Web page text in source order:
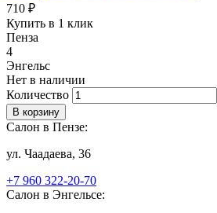
710 ₽
Купить в 1 клик
Пенза
4
Энгельс
Нет в наличии
Количество
Салон в Пензе:
ул. Чаадаева, 36
+7 960 322-20-70
Салон в Энгельсе: